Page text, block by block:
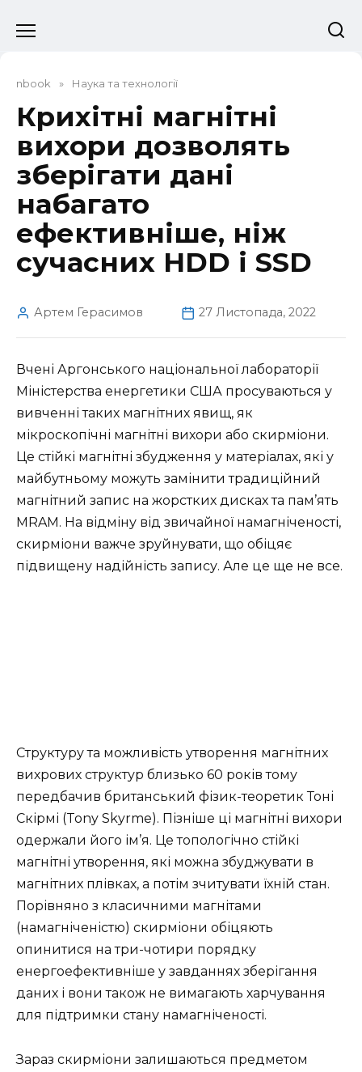
до
nbook » Наука та технології
Крихітні магнітні
вихори дозволять
зберігати дані
набагато
ефективніше, ніж
сучасних HDD і SSD
Артем Герасимов 27 Листопада, 2022
Вчені Аргонського національної лабораторії
Міністерства енергетики США просуваються у
вивченні таких магнітних явищ, як
мікроскопічні магнітні вихори або скирміони.
Це стійкі магнітні збудження у матеріалах, які у
майбутньому можуть замінити традиційний
магнітний запис на жорстких дисках та пам’ять
MRAM. На відміну від звичайної намагніченості,
скирміони важче зруйнувати, що обіцяє
підвищену надійність запису. Але це ще не все.
Структуру та можливість утворення магнітних
вихрових структур близько 60 років тому
передбачив британський фізик-теоретик Тоні
Скірмі (Tony Skyrme). Пізніше ці магнітні вихори
одержали його ім’я. Це топологічно стійкі
магнітні утворення, які можна збуджувати в
магнітних плівках, а потім зчитувати їхній стан.
Порівняно з класичними магнітами
(намагніченістю) скирміони обіцяють
опинитися на три-чотири порядку
енергоефективніше у завданнях зберігання
даних і вони також не вимагають харчування
для підтримки стану намагніченості.
Зараз скирміони залишаються предметом